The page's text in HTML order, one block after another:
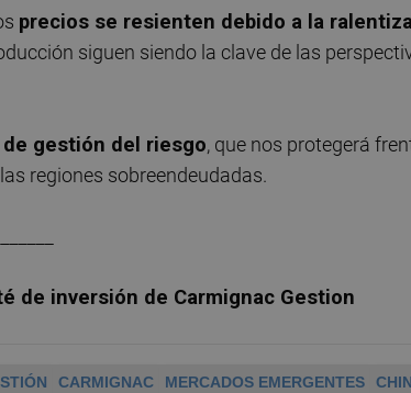
precios se resienten debido a la
siguen siendo la clave de las
gestión del riesgo, que nos protegerá
regiones sobreendeudadas.
de inversión de Carmignac Gestion
CARMIGNAC MERCADOS EMERGENTES